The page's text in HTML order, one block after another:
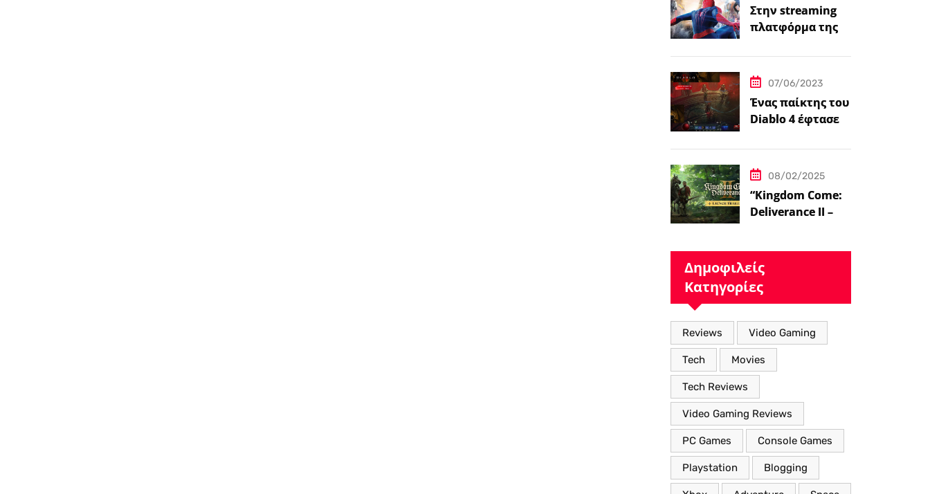
βιντεοπαιχνιδιού στον
κινηματογράφο
Στην streaming
πλατφόρμα της
σήμερα πέντε
ταινίες Spider-
Man
07/06/2023
Ένας παίκτης του
Diablo 4 έφτασε
08/02/2025
“Kingdom Come:
Deliverance II – Η
Κόσμο με Νέα
Βελτιωμένα
Χαρακτηριστικά”
Δημοφιλείς
Κατηγορίες
Reviews Video Gaming
Tech Movies
Tech Reviews
Video Gaming Reviews
PC Games Console Games
Playstation Blogging